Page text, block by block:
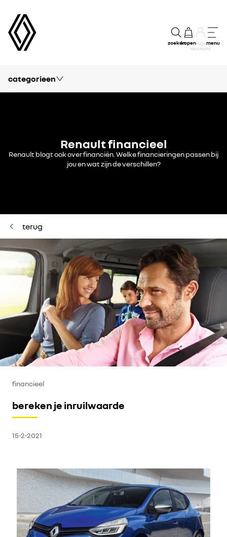
zoekenkopenmijn
account
menu
categorieen
blog
modellen
concept cars
elektrisch rijden
Renault financieel
Renault blogt ook over financiën. Welke financieringen passen bij
jou en wat zijn de verschillen?
terug
financieel
bereken je inruilwaarde
15-2-2021